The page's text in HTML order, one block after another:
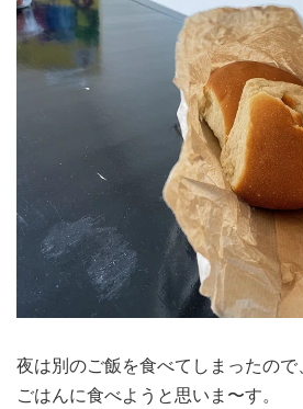
夜は別のご飯を食べてしまったの
ごはんに食べようと思いま〜す。